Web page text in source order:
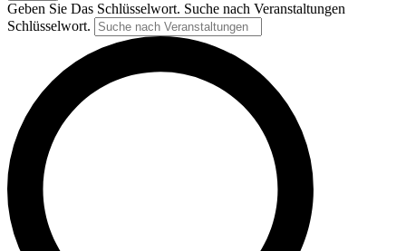
Geben Sie Das Schlüsselwort. Suche nach Veranstaltungen
Schlüsselwort.